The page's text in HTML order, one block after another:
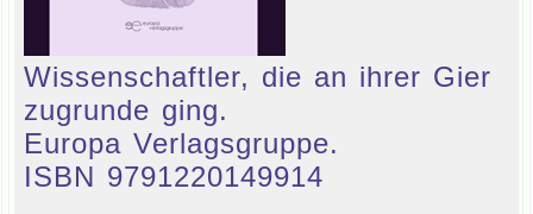
Wissenschaftler, die an ihrer Gier
zugrunde ging.
Europa Verlagsgruppe.
ISBN 9791220149914